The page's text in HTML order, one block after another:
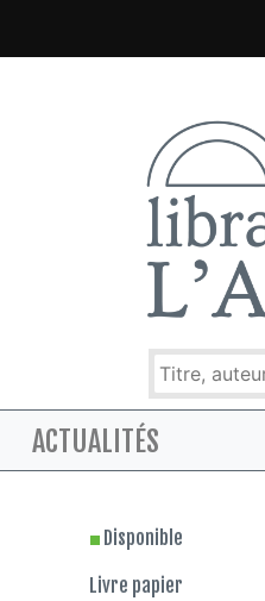
ACTUALITÉS
Disponible
Livre papier